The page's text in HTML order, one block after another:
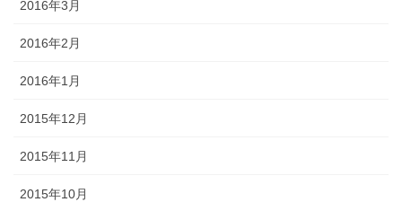
2016年3月
2016年2月
2016年1月
2015年12月
2015年11月
2015年10月